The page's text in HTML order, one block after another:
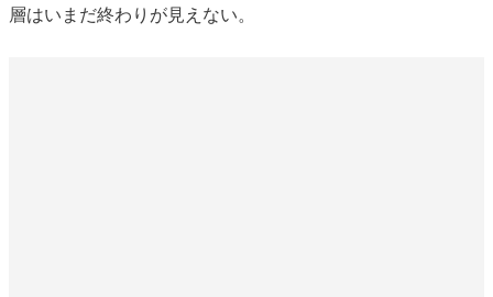
層はいまだ終わりが見えない。